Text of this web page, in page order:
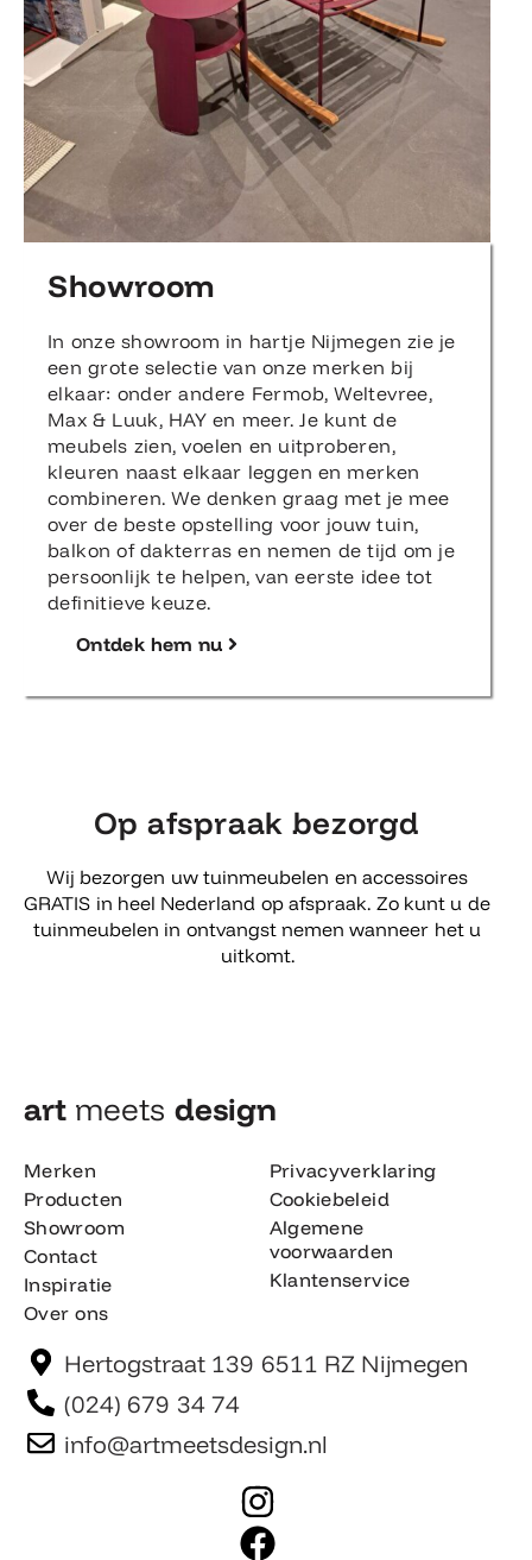
Showroom
In onze showroom in hartje Nijmegen zie je
een grote selectie van onze merken bij
elkaar: onder andere Fermob, Weltevree,
Max & Luuk, HAY en meer. Je kunt de
meubels zien, voelen en uitproberen,
kleuren naast elkaar leggen en merken
combineren. We denken graag met je mee
over de beste opstelling voor jouw tuin,
balkon of dakterras en nemen de tijd om je
persoonlijk te helpen, van eerste idee tot
definitieve keuze.
Ontdek hem nu
Op afspraak bezorgd
Wij bezorgen uw tuinmeubelen en accessoires
GRATIS in heel Nederland op afspraak. Zo kunt u de
tuinmeubelen in ontvangst nemen wanneer het u
uitkomt.
art meets design​
Merken
Producten
Showroom
Contact
Inspiratie
Over ons
Privacyverklaring
Cookiebeleid
Algemene
voorwaarden
Klantenservice
Hertogstraat 139 6511 RZ Nijmegen
(024) 679 34 74
info@artmeetsdesign.nl
I
n
F